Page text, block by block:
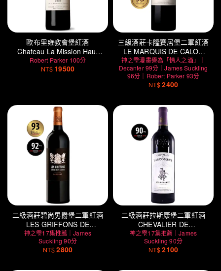
歐布里雍教會堡紅酒
Chateau La Mission Haut
Brion
Robert Parker 100分
NT$ 19500
三級酒莊卡隆賽居堡二軍紅酒
LE MARQUIS DE CALON
SEGUR
神之雫漫畫譽為「情人之酒」｜
Decanter 99分｜James Suckling
96分｜Robert Parker 93分
NT$2400
二級酒莊碧尚男爵堡二軍紅酒
LES GRIFFONS DE
PICHON BARON
神之雫17集推薦｜James
Suckling 90分
NT$2800
二級酒莊拉斯康堡二軍紅酒
CHEVALIER DE
LASCOMBES
神之雫17集推薦｜James
Suckling 90分
NT$2100